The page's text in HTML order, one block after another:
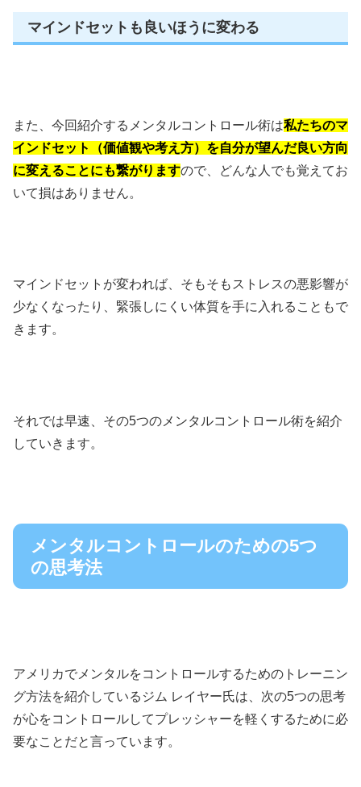
マインドセットも良いほうに変わる
また、今回紹介するメンタルコントロール術は私たちのマ
インドセット（価値観や考え方）を自分が望んだ良い方向
に変えることにも繋がりますので、どんな人でも覚えてお
いて損はありません。
マインドセットが変われば、そもそもストレスの悪影響が
少なくなったり、緊張しにくい体質を手に入れることもで
きます。
それでは早速、その5つのメンタルコントロール術を紹介
していきます。
メンタルコントロールのための5つ
の思考法
アメリカでメンタルをコントロールするためのトレーニン
グ方法を紹介しているジム レイヤー氏は、次の5つの思考
が心をコントロールしてプレッシャーを軽くするために必
要なことだと言っています。